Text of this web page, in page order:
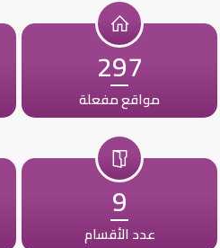
297
مواقع مفعلة
9
عدد الأقسام